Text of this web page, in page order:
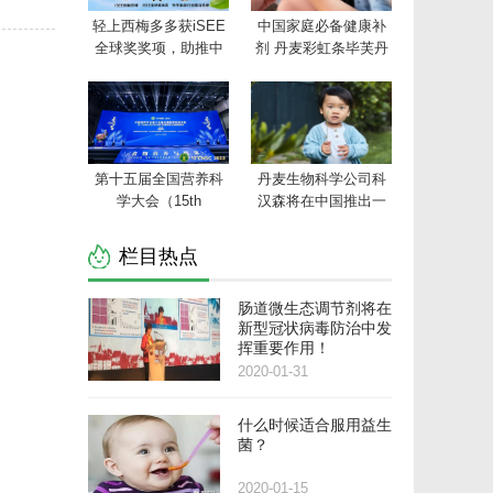
轻上西梅多多获iSEE
全球奖奖项，助推中
中国家庭必备健康补
剂 丹麦彩虹条毕芙丹
量!
第十五届全国营养科
学大会（15th
丹麦生物科学公司科
汉森将在中国推出一
栏目热点
肠道微生态调节剂将在
新型冠状病毒防治中发
挥重要作用！
2020-01-31
什么时候适合服用益生
菌？
2020-01-15